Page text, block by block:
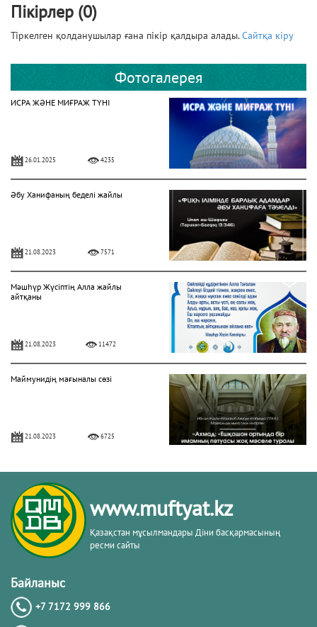
Пікірлер (0)
Тіркелген қолданушылар ғана пікір қалдыра алады.Сайтқа кіру
Фотогалерея
ИСРА ЖӘНЕ МИҒРАЖ ТҮНІ
26.01.2025 4235
Әбу Ханифаның беделі жайлы
21.08.2023 7571
Мәшһүр Жүсіптің Алла жайлы
айтқаны
21.08.2023 11472
Маймунидің мағыналы сөзі
21.08.2023 6725
Дұға соңынан бет сипау – мұстахаб
02.06.2023
22.05.2023
www.muftyat.kz
Қазақстан мұсылмандары Діни басқармасының
ресми сайты
Байланыс
+7 7172 999 866